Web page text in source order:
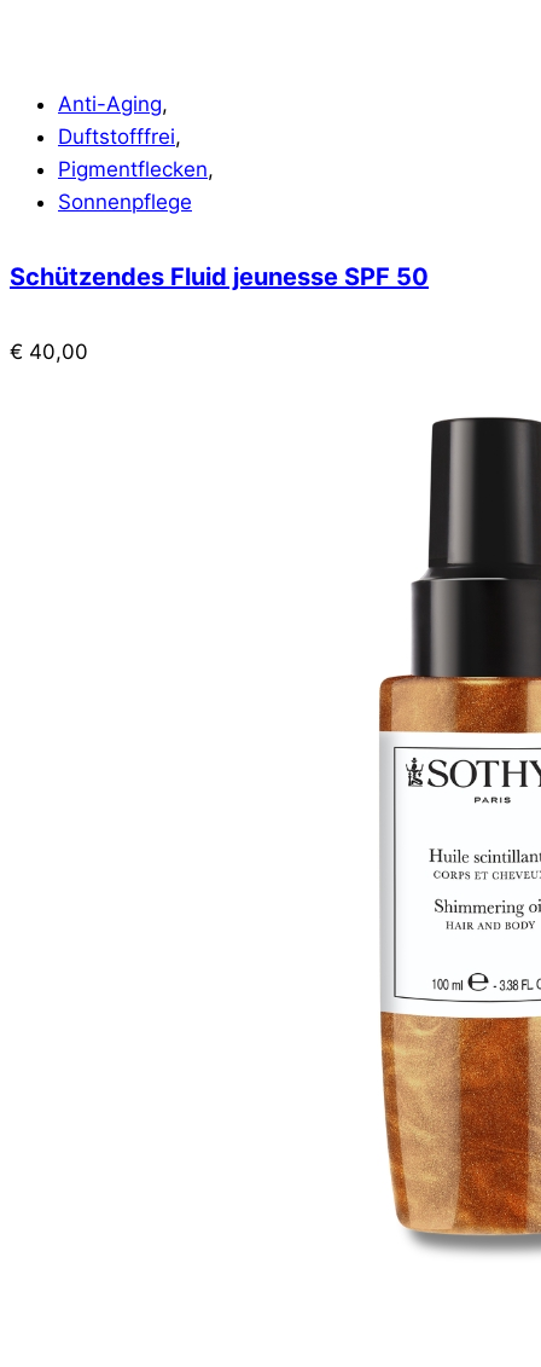
Anti-Aging,
Duftstofffrei,
Pigmentflecken,
Sonnenpflege
Schützendes Fluid jeunesse SPF 50
€ 40,00